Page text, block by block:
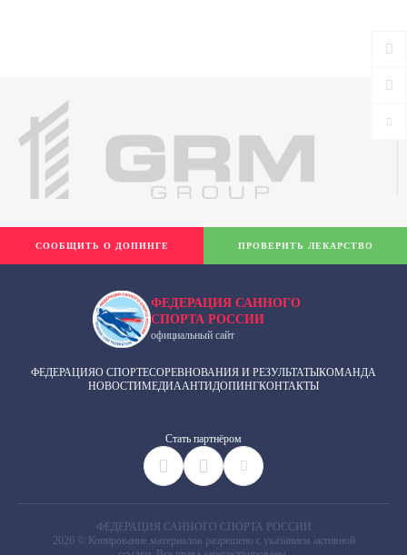
ФЕДЕРАЦИЯ САННОГО
СПОРТА РОССИИ
официальный сайт
ФЕДЕРАЦИЯО СПОРТЕСОРЕВНОВАНИЯ И РЕЗУЛЬТАТЫКОМАНДА
НОВОСТИМЕДИААНТИДОПИНГКОНТАКТЫ
Cтать партнёром
СООБЩИТЬ О ДОПИНГЕ ПРОВЕРИТЬ ЛЕКАРСТВО
ФЕДЕРАЦИЯ САННОГО СПОРТА РОССИИ
2026 © Копирование материалов разрешено с указанием активной